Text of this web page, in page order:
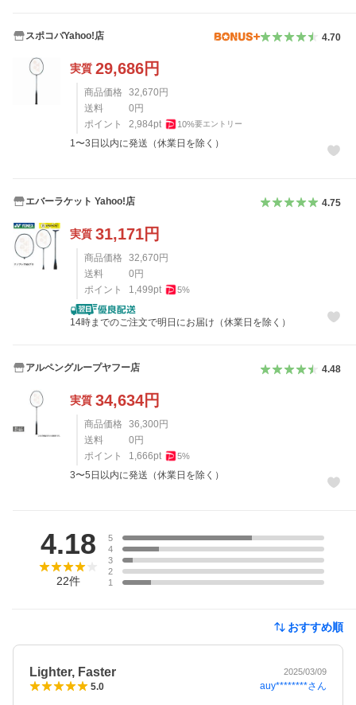
スポコバYahoo!店 4.70
実質 29,686円
商品価格 32,670円
送料
0円
ポイント
2,984pt 10%要エントリー
1〜3日以内に発送（休業日を除く）
エバーラケット Yahoo!店 4.75
実質 31,171円
商品価格 32,670円
送料
0円
ポイント
1,499pt 5%
14時までのご注文で明日にお届け（休業日を除く）
アルペングループヤフー店 4.48
実質 34,634円
商品価格 36,300 円
送料
0 円
ポイント
1,666pt 5%
3〜5日以内に発送（休業日を除く）
4.18
22件
5
4
3
2
1
おすすめ順
Lighter, Faster 2025/03/09
5.0 auy********さん